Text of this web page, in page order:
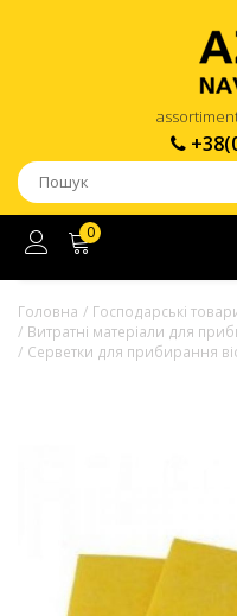
0
Головна
Господарські
Витратні матеріали для
Серветки для прибирання